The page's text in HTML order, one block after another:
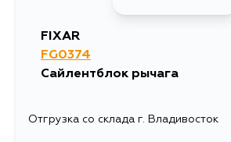
FIXAR
FG0374
Сайлентблок рычага
Отгрузка со склада г. Владивосток